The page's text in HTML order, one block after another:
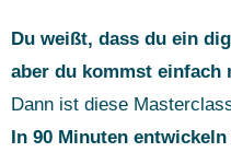
Du weißt, dass du ein
aber du kommst einfach
Dann ist diese
In 90 Minuten